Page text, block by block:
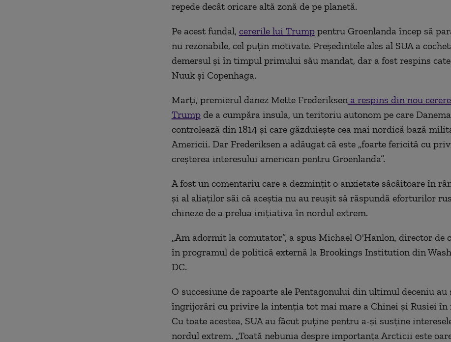
repede decât oricare altă zonă de pe planetă.
Pe acest fundal, cererile lui Trumppentru Groenlanda încep să
nu rezonabile, cel puținmotivate. Președintele ales al SUA a
demersul și în timpul primului său mandat, dar a fost respins
Nuuk și Copenhaga.
Marți, premierul danez Mette Frederiksena respins din nou
Trumpde a cumpăra insula, un teritoriu autonom pe care
controlează din 1814 și care găzduiește cea mai nordică bază
Americii. Dar Frederiksen a adăugat că este „foarte fericită cu
creșterea interesului american pentru Groenlanda”.
A fost un comentariu care a dezmințit o anxietate sâcâitoare în
și al aliaților săi că aceștia nu au reușit să răspundă eforturilor
chineze de a prelua inițiativa în nordul extrem.
„Am adormit la comutator”, a spus Michael O'Hanlon, director de
în programul de politică externă la Brookings Institution din
DC.
O succesiune de rapoarteale Pentagonului din ultimul deceniu au
îngrijorări cu privire la intenția tot mai mare a Chinei și Rusiei în
Cu toate acestea, SUA au făcut puținepentru a-și susține
nordul extrem. „Toată nebunia despre importanța Arcticii este